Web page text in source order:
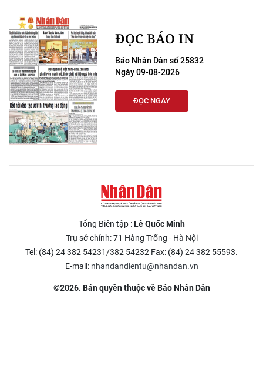
ĐỌC BÁO IN
Báo Nhân Dân số 25832
Ngày 09-08-2026
ĐỌC NGAY
Tổng Biên tập :Lê Quốc Minh
Trụ sở chính: 71 Hàng Trống - Hà Nội
Tel: (84) 24 382 54231/382 54232 Fax: (84) 24 382 55593.
E-mail: nhandandientu@nhandan.vn
©2026. Bản quyền thuộc về Báo Nhân Dân